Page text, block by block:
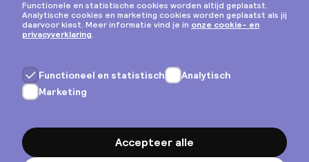
Privacy & cookies
Algemene voorwaarden